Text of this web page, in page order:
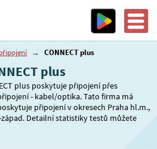
→ CONNECT plus
plus
plus poskytuje připojení přes
- kabel/optika. Tato firma má
připojení v okresech Praha hl.m.,
Detailní statistiky testů můžete